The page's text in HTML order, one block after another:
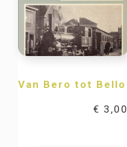
Van Bero tot Bello
€ 3,00